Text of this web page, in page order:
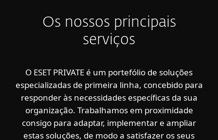
Os nossos principais
serviços
O ESET PRIVATE é um portefólio de soluções
especializadas de primeira linha, concebido para
responder às necessidades específicas da sua
organização. Trabalhamos em proximidade
consigo para adaptar, implementar e ampliar
estas soluções, de modo a satisfazer os seus